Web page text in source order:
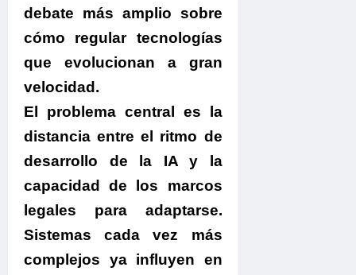
debate más amplio sobre
cómo regular tecnologías
que evolucionan a gran
velocidad.
El problema central es la
distancia entre el ritmo de
desarrollo de la IA y la
capacidad de los marcos
legales para adaptarse.
Sistemas cada vez más
complejos ya influyen en